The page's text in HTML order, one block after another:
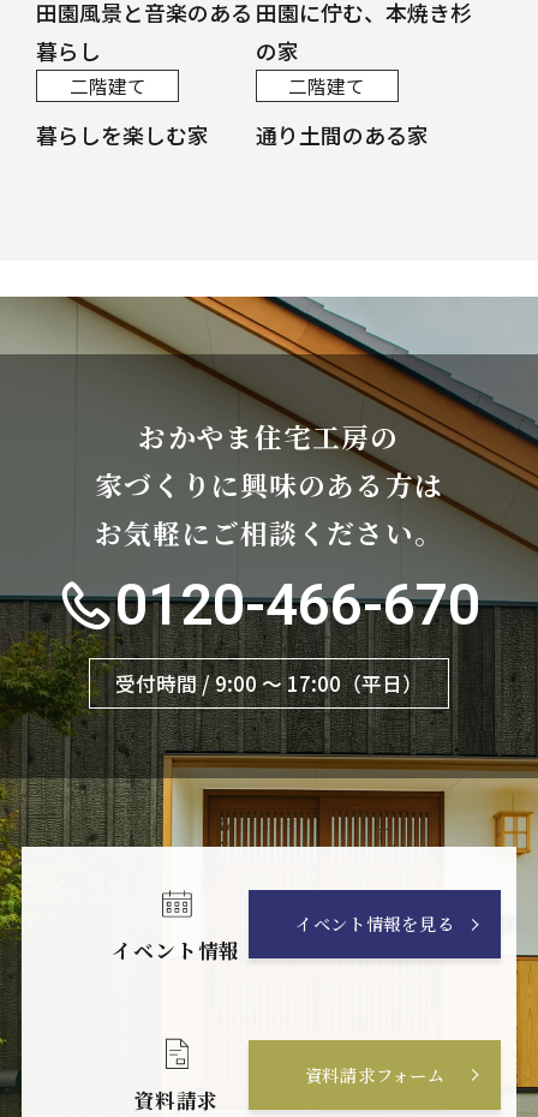
田園風景と音楽のある
暮らし
田園に佇む、本焼き杉
の家
二階建て
暮らしを楽しむ家
二階建て
通り土間のある家
おかやま住宅工房の
家づくりに興味のある方は
お気軽にご相談ください。
0120-466-670
受付時間 / 9:00 〜 17:00（平日）
イベント情報
イベント情報を見る
資料請求
資料請求フォーム